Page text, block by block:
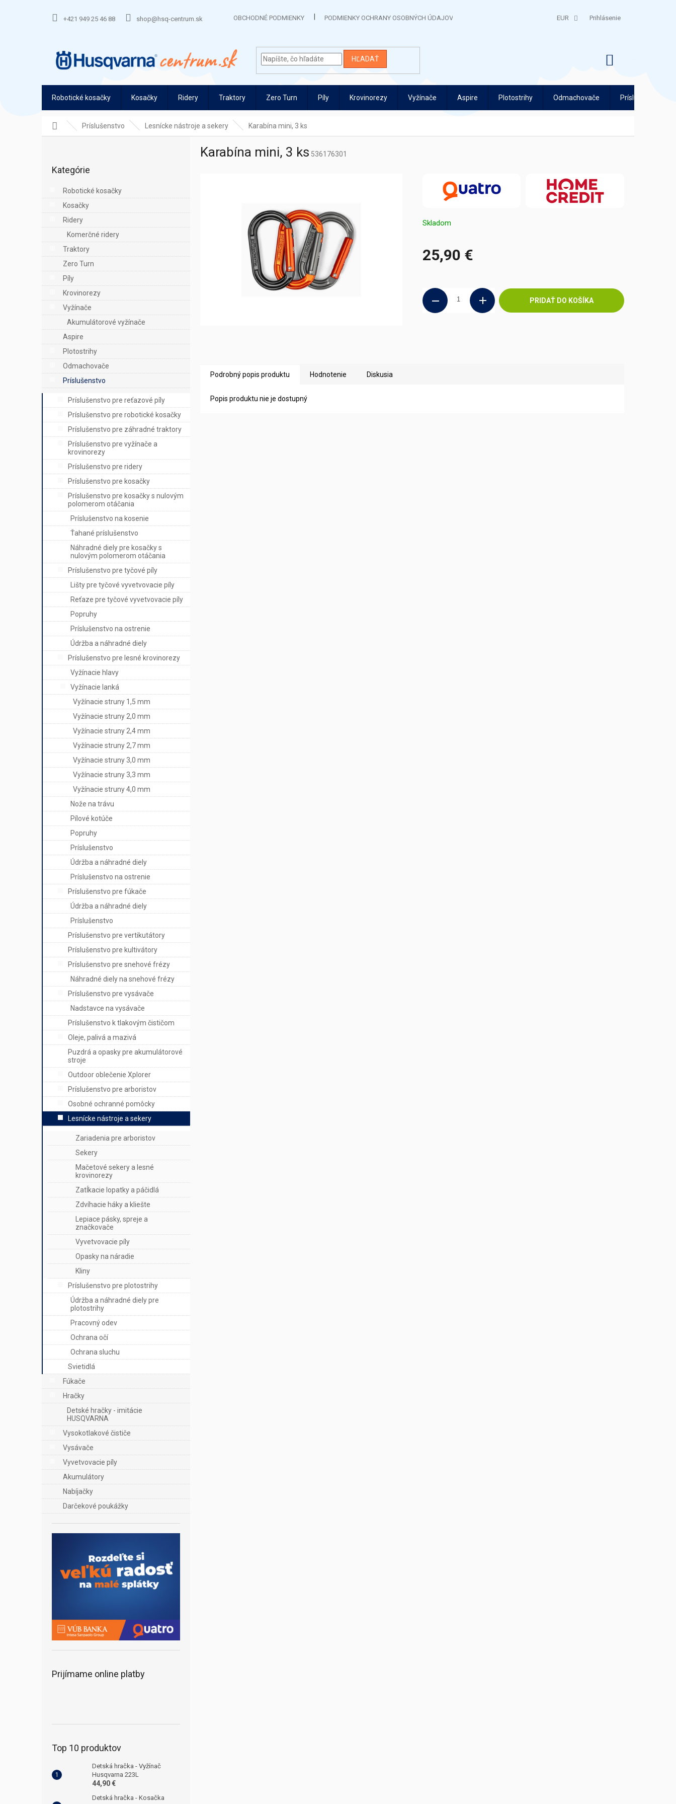
+421 949 25 46 88 shop@hsq-centrum.sk OBCHODNÉ PODMIENKY PODMIENKY OCHRANY OSOBNÝCH ÚDAJOV EUR Prihlásenie
HĽADAŤ
Robotické kosačky Kosačky Ridery Traktory Zero Turn Píly Krovinorezy Vyžínače Aspire Plotostrihy Odmachovače Príslušenstvo
DomovPríslušenstvo Lesnícke nástroje a sekery Karabína mini, 3 ks
p
e
l
kategórie
Kategórie
Robotické kosačky
Kosačky
Ridery
Komerčné ridery
Traktory
Zero Turn
Píly
Krovinorezy
Vyžínače
Akumulátorové vyžínače
Aspire
Plotostrihy
Odmachovače
Príslušenstvo
Príslušenstvo pre reťazové píly
Príslušenstvo pre robotické kosačky
Príslušenstvo pre záhradné traktory
Príslušenstvo pre vyžínače a
krovinorezy
Príslušenstvo pre ridery
Príslušenstvo pre kosačky
Príslušenstvo pre kosačky s nulovým
polomerom otáčania
Príslušenstvo na kosenie
Ťahané príslušenstvo
Náhradné diely pre kosačky s
nulovým polomerom otáčania
Príslušenstvo pre tyčové píly
Lišty pre tyčové vyvetvovacie píly
Reťaze pre tyčové vyvetvovacie píly
Popruhy
Príslušenstvo na ostrenie
Údržba a náhradné diely
Príslušenstvo pre lesné krovinorezy
Vyžínacie hlavy
Vyžínacie lanká
Vyžínacie struny 1,5 mm
Vyžínacie struny 2,0 mm
Vyžínacie struny 2,4 mm
Vyžínacie struny 2,7 mm
Vyžínacie struny 3,0 mm
Vyžínacie struny 3,3 mm
Vyžínacie struny 4,0 mm
Nože na trávu
Pílové kotúče
Popruhy
Príslušenstvo
Údržba a náhradné diely
Príslušenstvo na ostrenie
Príslušenstvo pre fúkače
Údržba a náhradné diely
Príslušenstvo
Príslušenstvo pre vertikutátory
Príslušenstvo pre kultivátory
Príslušenstvo pre snehové frézy
Náhradné diely na snehové frézy
Príslušenstvo pre vysávače
Nadstavce na vysávače
Príslušenstvo k tlakovým čističom
Oleje, palivá a mazivá
Puzdrá a opasky pre akumulátorové
stroje
Outdoor oblečenie Xplorer
Príslušenstvo pre arboristov
Osobné ochranné pomôcky
Lesnícke nástroje a sekery
Zariadenia pre arboristov
Sekery
Mačetové sekery a lesné
krovinorezy
Zatĺkacie lopatky a páčidlá
Zdvíhacie háky a kliešte
Lepiace pásky, spreje a
značkovače
Vyvetvovacie píly
Opasky na náradie
Kliny
Príslušenstvo pre plotostrihy
Údržba a náhradné diely pre
plotostrihy
Pracovný odev
Ochrana očí
Ochrana sluchu
Svietidlá
Fúkače
Hračky
Detské hračky - imitácie
HUSQVARNA
Vysokotlakové čističe
Vysávače
Vyvetvovacie píly
Akumulátory
Nabíjačky
Darčekové poukážky
Prijímame online platby
Top 10 produktov
Detská hračka - Vyžínač
Husqvarna 223L
44,90 €
Detská hračka - Kosačka
Karabína mini, 3 ks 536176301
25,90 €
Skladom
PRIDAŤ DO KOŠÍKA
Podrobný popis produktu Hodnotenie Diskusia
Popis produktu nie je dostupný